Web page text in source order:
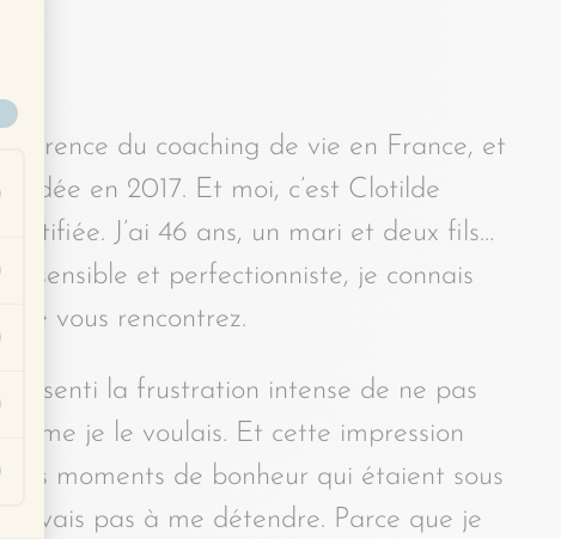
du coaching de vie en France, et
en 2017. Et moi, c’est Clotilde
J’ai 46 ans, un mari et deux fils…
sensible et perfectionniste, je connais
vous rencontrez.
ressenti la frustration intense de ne pas
je le voulais. Et cette impression
moments de bonheur qui étaient sous
pas à me détendre. Parce que je